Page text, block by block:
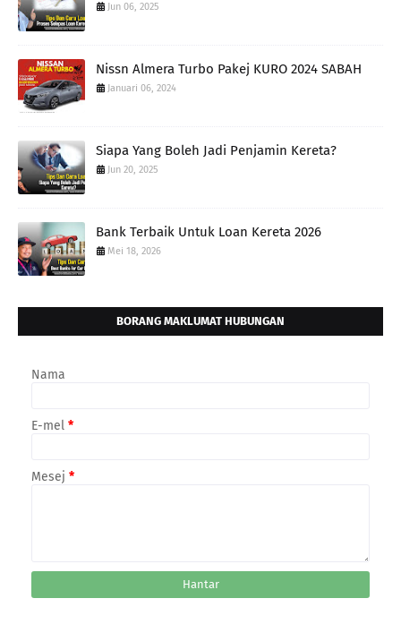
Jun 06, 2025
Nissn Almera Turbo Pakej KURO 2024 SABAH
Januari 06, 2024
Siapa Yang Boleh Jadi Penjamin Kereta?
Jun 20, 2025
Bank Terbaik Untuk Loan Kereta 2026
Mei 18, 2026
BORANG MAKLUMAT HUBUNGAN
Nama
E-mel *
Mesej *